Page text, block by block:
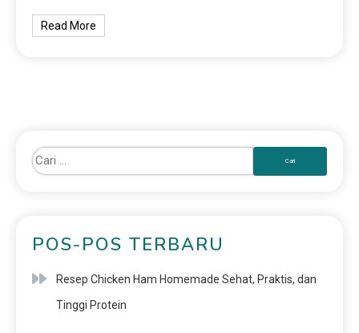
Read More
POS-POS TERBARU
Resep Chicken Ham Homemade Sehat, Praktis, dan
Tinggi Protein